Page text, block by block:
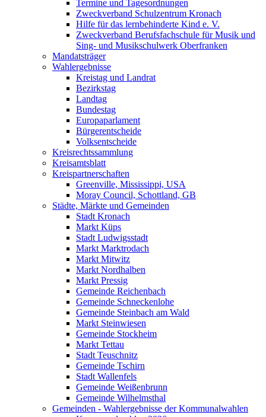
Termine und Tagesordnungen
Zweckverband Schulzentrum Kronach
Hilfe für das lernbehinderte Kind e. V.
Zweckverband Berufsfachschule für Musik und
Sing- und Musikschulwerk Oberfranken
Mandatsträger
Wahlergebnisse
Kreistag und Landrat
Bezirkstag
Landtag
Bundestag
Europaparlament
Bürgerentscheide
Volksentscheide
Kreisrechtssammlung
Kreisamtsblatt
Kreispartnerschaften
Greenville, Mississippi, USA
Moray Council, Schottland, GB
Städte, Märkte und Gemeinden
Stadt Kronach
Markt Küps
Stadt Ludwigsstadt
Markt Marktrodach
Markt Mitwitz
Markt Nordhalben
Markt Pressig
Gemeinde Reichenbach
Gemeinde Schneckenlohe
Gemeinde Steinbach am Wald
Markt Steinwiesen
Gemeinde Stockheim
Markt Tettau
Stadt Teuschnitz
Gemeinde Tschirn
Stadt Wallenfels
Gemeinde Weißenbrunn
Gemeinde Wilhelmsthal
Gemeinden - Wahlergebnisse der Kommunalwahlen